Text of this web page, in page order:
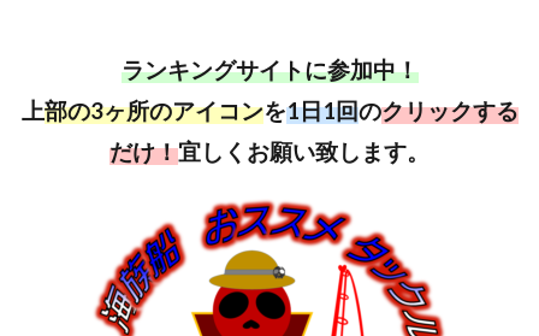
ランキングサイトに参加中！
上部の3ヶ所のアイコンを1日1回のクリックする
だけ！宜しくお願い致します。